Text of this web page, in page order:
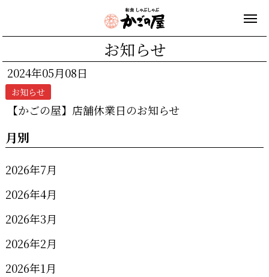
お知らせ
2024年05月08日
お知らせ
【かごの屋】店舗休業日のお知らせ
月別
2026年7月
2026年4月
2026年3月
2026年2月
2026年1月